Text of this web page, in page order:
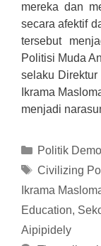
mereka dan
secara afektif
tersebut
Politisi Muda
selaku Direktur
Ikrama
menjadi
Kategori
Politik
Tag
Civilizing
Ikrama
Education,
Aipipidely